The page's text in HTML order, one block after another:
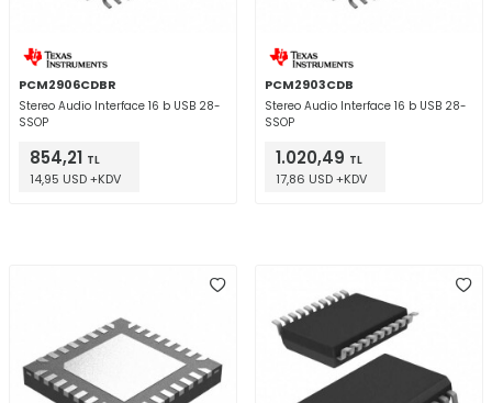
PCM2906CDBR
Stereo Audio Interface 16 b USB 28-
SSOP
854,21 TL
14,95 USD +KDV
PCM2903CDB
Stereo Audio Interface 16 b USB 28-
SSOP
1.020,49 TL
17,86 USD +KDV